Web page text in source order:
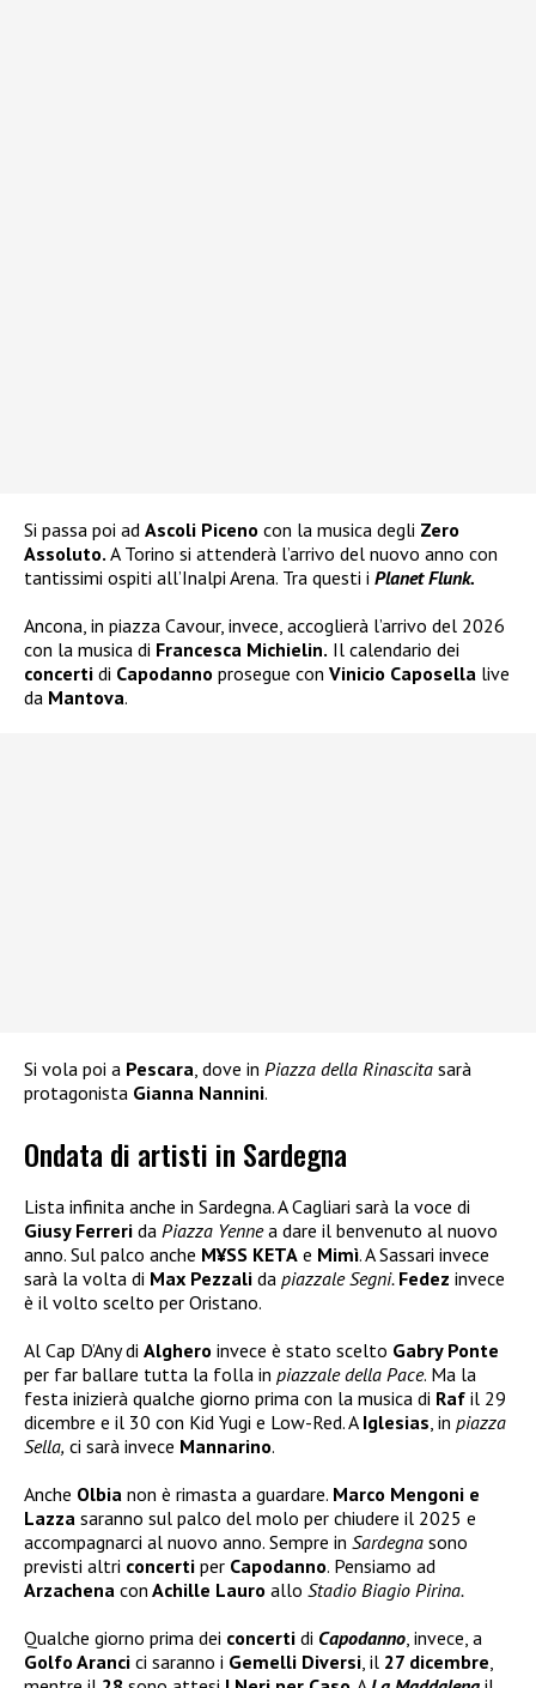
Si passa poi ad Ascoli Piceno con la musica degli Zero
Assoluto. A Torino si attenderà l’arrivo del nuovo anno con
tantissimi ospiti all’Inalpi Arena. Tra questi i Planet Flunk.
Ancona, in piazza Cavour, invece, accoglierà l’arrivo del 2026
con la musica di Francesca Michielin. Il calendario dei
concerti di Capodanno prosegue con Vinicio Caposella live
da Mantova.
Si vola poi a Pescara, dove in Piazza della Rinascita sarà
protagonista Gianna Nannini.
Ondata di artisti in Sardegna
Lista infinita anche in Sardegna. A Cagliari sarà la voce di
Giusy Ferreri da Piazza Yennea dare il benvenuto al nuovo
anno. Sul palco anche M¥SS KETA e Mimì. A Sassari invece
sarà la volta di Max Pezzali da piazzale Segni. Fedez invece
è il volto scelto per Oristano.
Al Cap D’Any di Alghero invece è stato scelto Gabry Ponte
per far ballare tutta la folla in piazzale della Pace. Ma la
festa inizierà qualche giorno prima con la musica di Raf il 29
dicembre e il 30 con Kid Yugi e Low-Red. A Iglesias , in piazza
Sella, ci sarà invece Mannarino.
Anche Olbia non è rimasta a guardare. Marco Mengoni e
Lazza saranno sul palco del molo per chiudere il 2025 e
accompagnarci al nuovo anno. Sempre in Sardegna sono
previsti altri concerti per Capodanno. Pensiamo ad
Arzachena con Achille Lauro allo Stadio Biagio Pirina.
Qualche giorno prima dei concerti di Capodanno , invece, a
Golfo Aranci ci saranno i Gemelli Diversi , il 27 dicembre